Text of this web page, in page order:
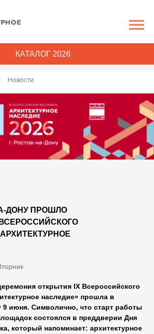
КАТАЛОГ 2026
Новости
ДОНУ ПРОШЛО
открытия IX Всероссийского
наследие» прошла в
9 июня. Символично, что старт работы
состоялся в преддверии Дня
который напоминает: архитектурное